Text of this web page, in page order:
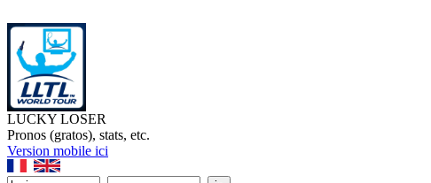
LUCKY LOSER
Pronos (gratos), stats, etc.
Version mobile ici